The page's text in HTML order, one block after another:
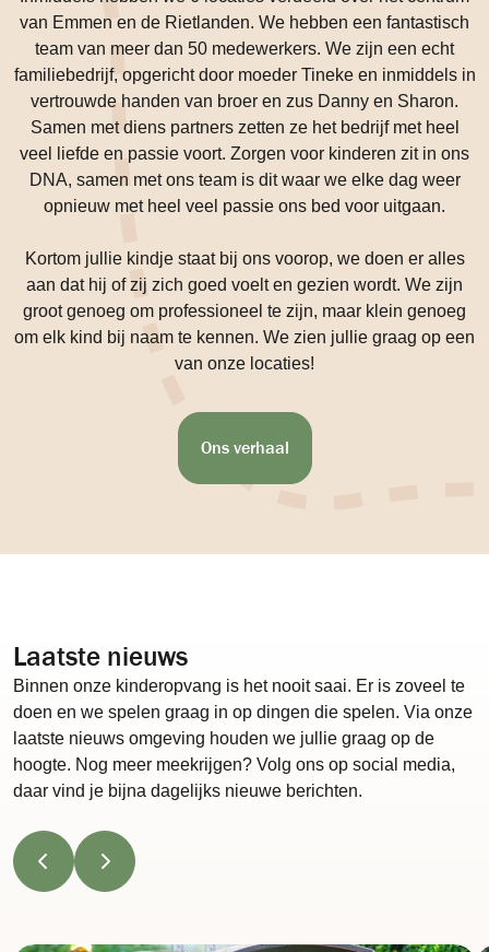
van Emmen en de Rietlanden. We hebben een fantastisch
team van meer dan 50 medewerkers. We zijn een echt
familiebedrijf, opgericht door moeder Tineke en inmiddels in
vertrouwde handen van broer en zus Danny en Sharon.
Samen met diens partners zetten ze het bedrijf met heel
veel liefde en passie voort. Zorgen voor kinderen zit in ons
DNA, samen met ons team is dit waar we elke dag weer
opnieuw met heel veel passie ons bed voor uitgaan.
Kortom jullie kindje staat bij ons voorop, we doen er alles
aan dat hij of zij zich goed voelt en gezien wordt. We zijn
groot genoeg om professioneel te zijn, maar klein genoeg
om elk kind bij naam te kennen. We zien jullie graag op een
van onze locaties!
Ons verhaal
Laatste nieuws
Binnen onze kinderopvang is het nooit saai. Er is zoveel te
doen en we spelen graag in op dingen die spelen. Via onze
laatste nieuws omgeving houden we jullie graag op de
hoogte. Nog meer meekrijgen? Volg ons op social media,
daar vind je bijna dagelijks nieuwe berichten.